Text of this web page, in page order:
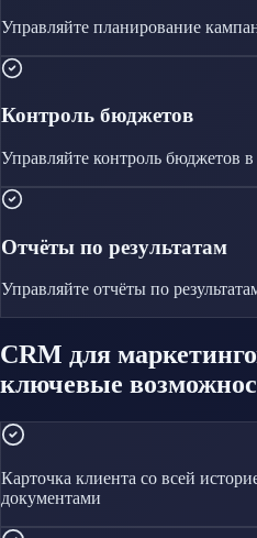
Управляйте планирование
Контроль бюджетов
Управляйте контроль бюджетов в
Отчёты по результатам
Управляйте отчёты по
CRM для
ключевые
Карточка клиента со всей
документами